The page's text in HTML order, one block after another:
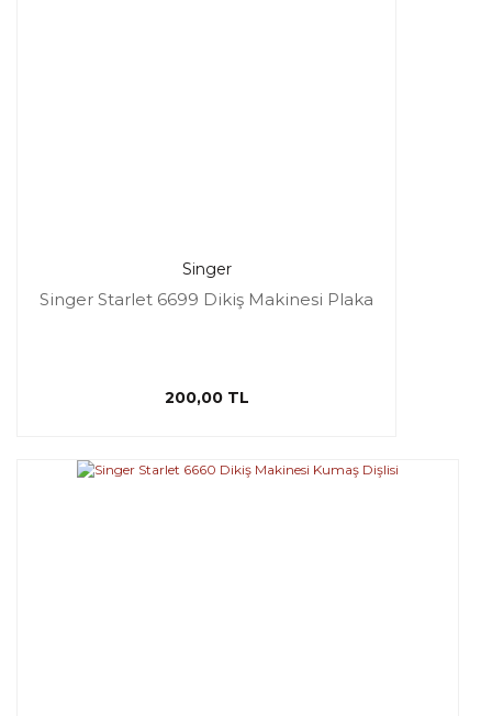
Singer
Singer Starlet 6699 Dikiş Makinesi Plaka
200,00 TL